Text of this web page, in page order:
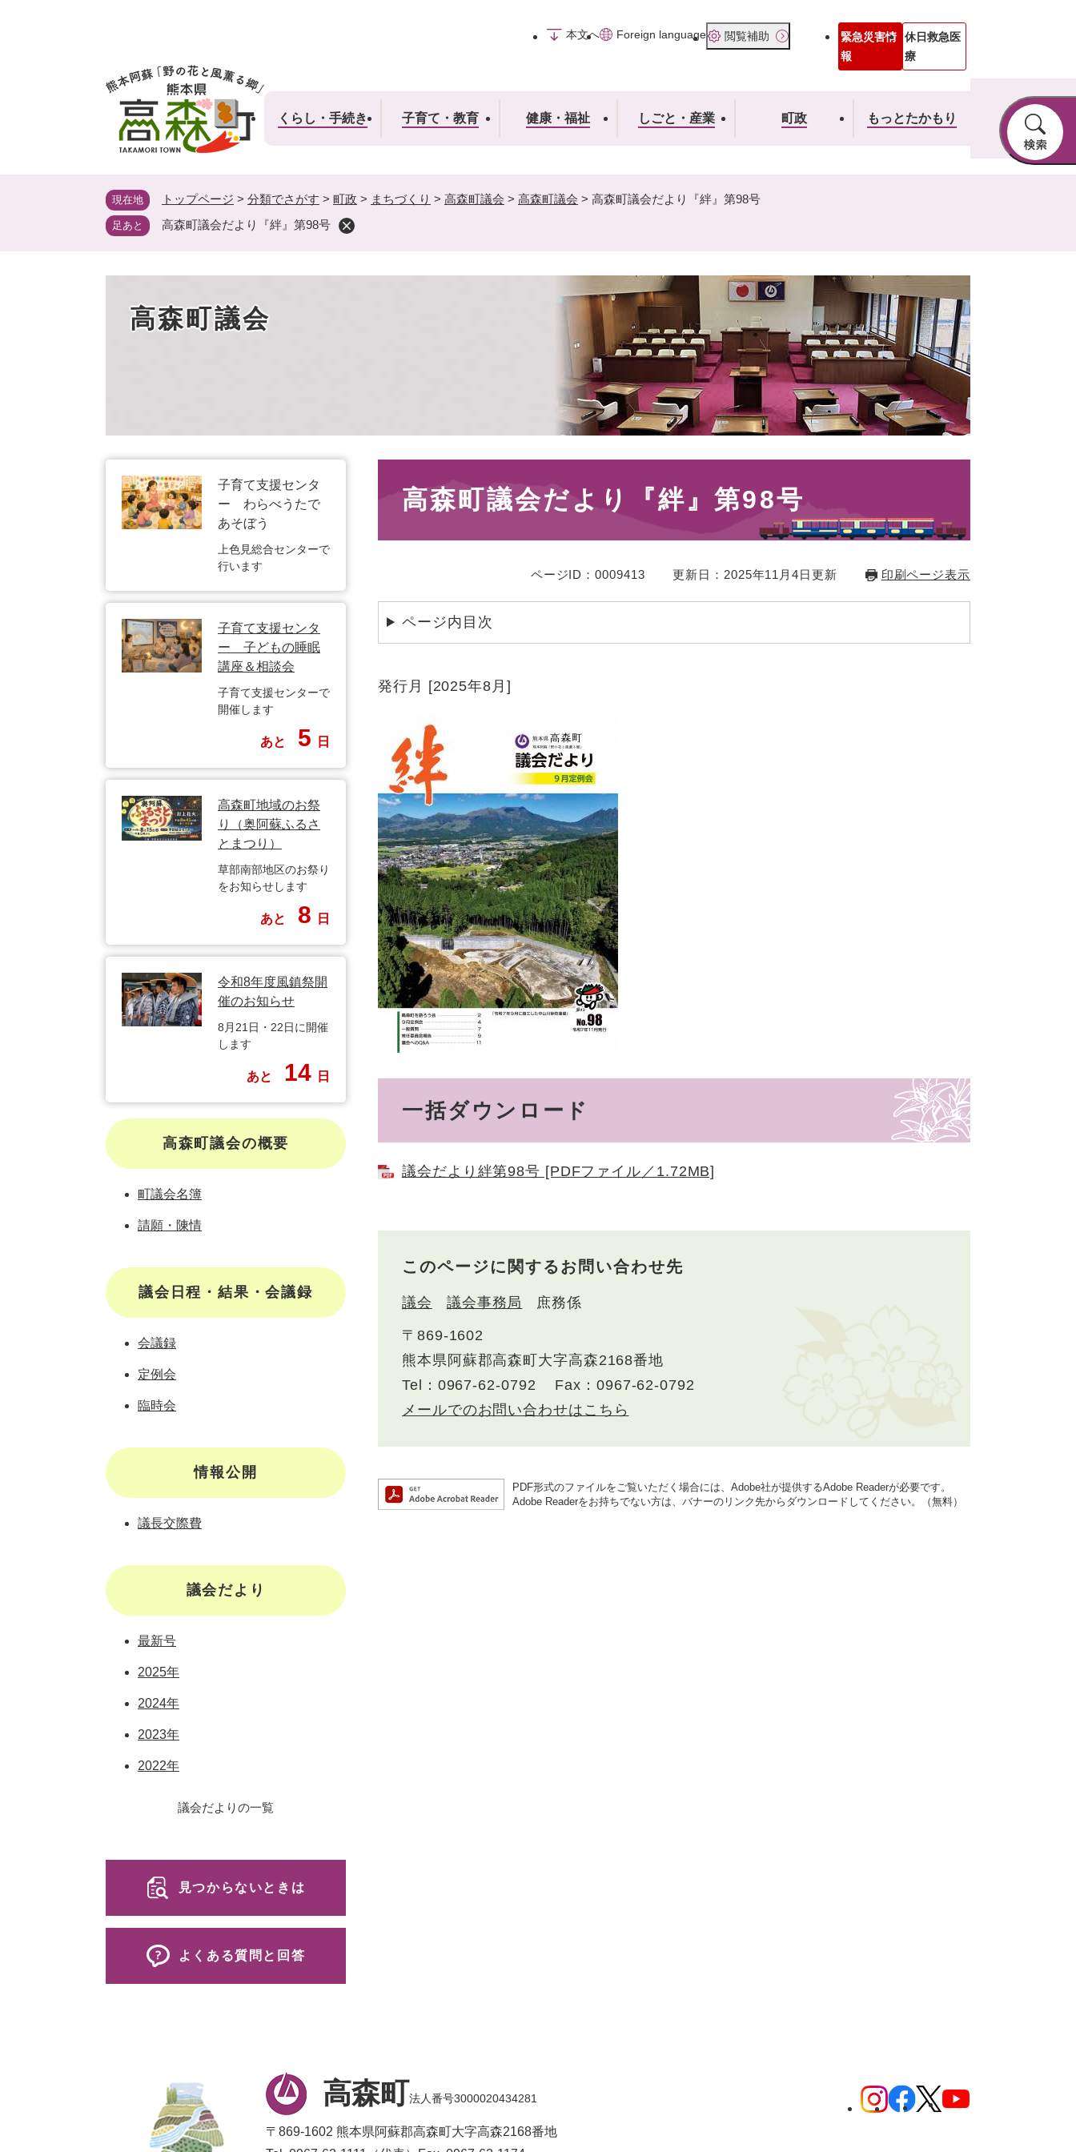
本文へ
Foreign language 閲覧補助
くらし・手続き 子育て・教育 健康・福祉 しごと・産業 町政 もっとたかもり
緊急災害情
報
休日救急医
療
現在地 トップページ > 分類でさがす > 町政 > まちづくり > 高森町議会 > 高森町議会 > 高森町議会だより『絆』第98号
足あと 高森町議会だより『絆』第98号
高森町議会
高森町議会だより『絆』第98号
ページID：0009413 更新日：2025年11月4日更新 印刷ページ表示
ページ内目次
発行月 [2025年8月]
一括ダウンロード
議会だより絆第98号 [PDFファイル／1.72MB]
このページに関するお問い合わせ先
議会 議会事務局 庶務係
〒869-1602
熊本県阿蘇郡高森町大字高森2168番地
Tel：0967-62-0792
Fax：0967-62-0792
メールでのお問い合わせはこちら
PDF形式のファイルをご覧いただく場合には、Adobe社が提供するAdobe Readerが必要です。
Adobe Readerをお持ちでない方は、バナーのリンク先からダウンロードしてください。（無料）
子育て支援センタ
ー わらべうたで
あそぼう
上色見総合センターで
行います
子育て支援センタ
ー 子どもの睡眠
講座＆相談会
子育て支援センターで
開催します
あと 5 日
高森町地域のお祭
り（奥阿蘇ふるさ
とまつり）
草部南部地区のお祭り
をお知らせします
あと 8 日
令和8年度風鎮祭開
催のお知らせ
8月21日・22日に開催
します
あと 14 日
高森町議会の概要
町議会名簿
請願・陳情
議会日程・結果・会議録
会議録
定例会
臨時会
情報公開
議長交際費
議会だより
最新号
2025年
2024年
2023年
2022年
議会だよりの一覧
見つからないときは
よくある質問と回答
高森町法人番号3000020434281
〒869-1602 熊本県阿蘇郡高森町大字高森2168番地